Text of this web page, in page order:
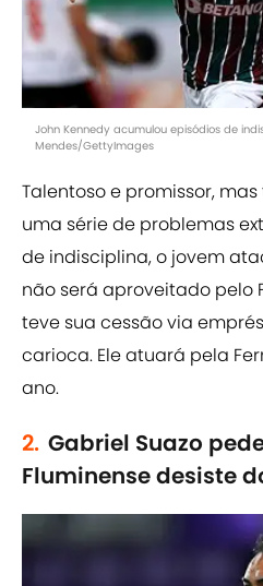
John Kennedy acumulou episódios de
Mendes/GettyImages
Talentoso e promissor,
uma série de problemas
de indisciplina, o jovem
não será aproveitado pelo
teve sua cessão via
carioca. Ele atuará pela
ano.
2. Gabriel Suazo
Fluminense desiste